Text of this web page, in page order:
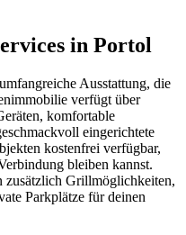
in Portol
Ausstattung, die
verfügt über
komfortable
eingerichtete
kostenfrei verfügbar,
bleiben kannst.
zusätzlich Grillmöglichkeiten,
Parkplätze für deinen